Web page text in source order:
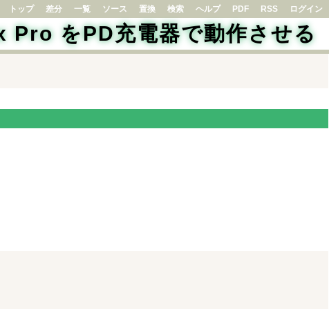
トップ 差分 一覧 ソース 置換 検索 ヘルプ PDF RSS ログイン
をPD充電器で動作させる